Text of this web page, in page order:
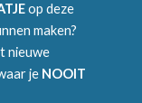
op deze
maken?
nieuwe
je NOOIT